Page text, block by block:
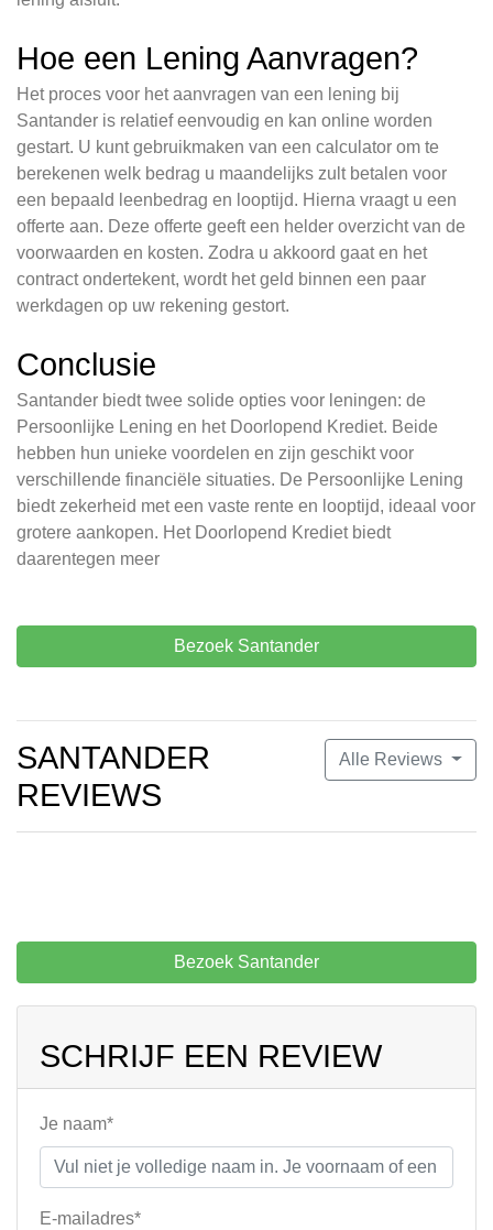
Hoe een Lening Aanvragen?
Het proces voor het aanvragen van een lening bij
Santander is relatief eenvoudig en kan online worden
gestart. U kunt gebruikmaken van een calculator om te
berekenen welk bedrag u maandelijks zult betalen voor
een bepaald leenbedrag en looptijd. Hierna vraagt u een
offerte aan. Deze offerte geeft een helder overzicht van de
voorwaarden en kosten. Zodra u akkoord gaat en het
contract ondertekent, wordt het geld binnen een paar
werkdagen op uw rekening gestort.
Conclusie
Santander biedt twee solide opties voor leningen: de
Persoonlijke Lening en het Doorlopend Krediet. Beide
hebben hun unieke voordelen en zijn geschikt voor
verschillende financiële situaties. De Persoonlijke Lening
biedt zekerheid met een vaste rente en looptijd, ideaal voor
grotere aankopen. Het Doorlopend Krediet biedt
daarentegen meer
Bezoek Santander
Alle Reviews
SANTANDER
REVIEWS
Bezoek Santander
SCHRIJF EEN REVIEW
Je naam*
E-mailadres*